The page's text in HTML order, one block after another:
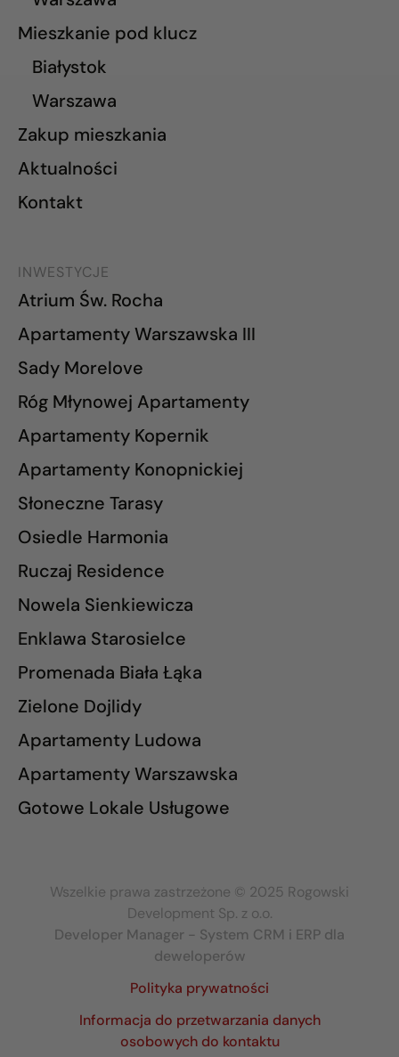
Mieszkanie pod klucz
Białystok
Warszawa
Zakup mieszkania
Aktualności
Kontakt
INWESTYCJE
Atrium Św. Rocha
Apartamenty Warszawska III
Sady Morelove
Róg Młynowej Apartamenty
Apartamenty Kopernik
Apartamenty Konopnickiej
Słoneczne Tarasy
Osiedle Harmonia
Ruczaj Residence
Nowela Sienkiewicza
Enklawa Starosielce
Promenada Biała Łąka
Zielone Dojlidy
Apartamenty Ludowa
Apartamenty Warszawska
Gotowe Lokale Usługowe
Wszelkie prawa zastrzeżone © 2025 Rogowski
Development Sp. z o.o.
Developer Manager - System CRM i ERP dla
deweloperów
Polityka prywatności
Informacja do przetwarzania danych
osobowych do kontaktu